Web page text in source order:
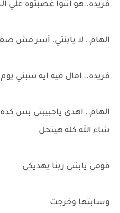
فريده..هو انتوا غصبتوه علي
الهام.. لا يابنتي. أسر مش
فريده.. امال فيه ايه سبني
الهام.. اهدي ياحبيبتي بس
شاء الله كله هيتحل
قومي يابنتي ربنا يهديكي
وسابتها وخرجت